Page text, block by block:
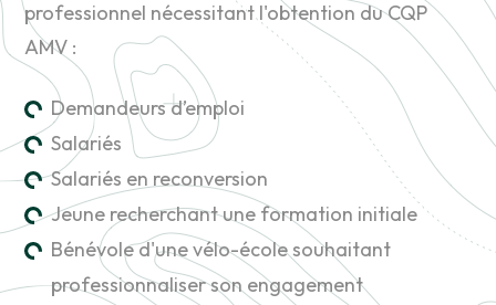
professionnel nécessitant l'obtention du CQP
AMV :
Demandeurs d’emploi
Salariés
Salariés en reconversion
Jeune recherchant une formation initiale
Bénévole d'une vélo-école souhaitant
professionnaliser son engagement